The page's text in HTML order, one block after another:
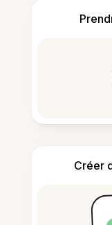
Créer